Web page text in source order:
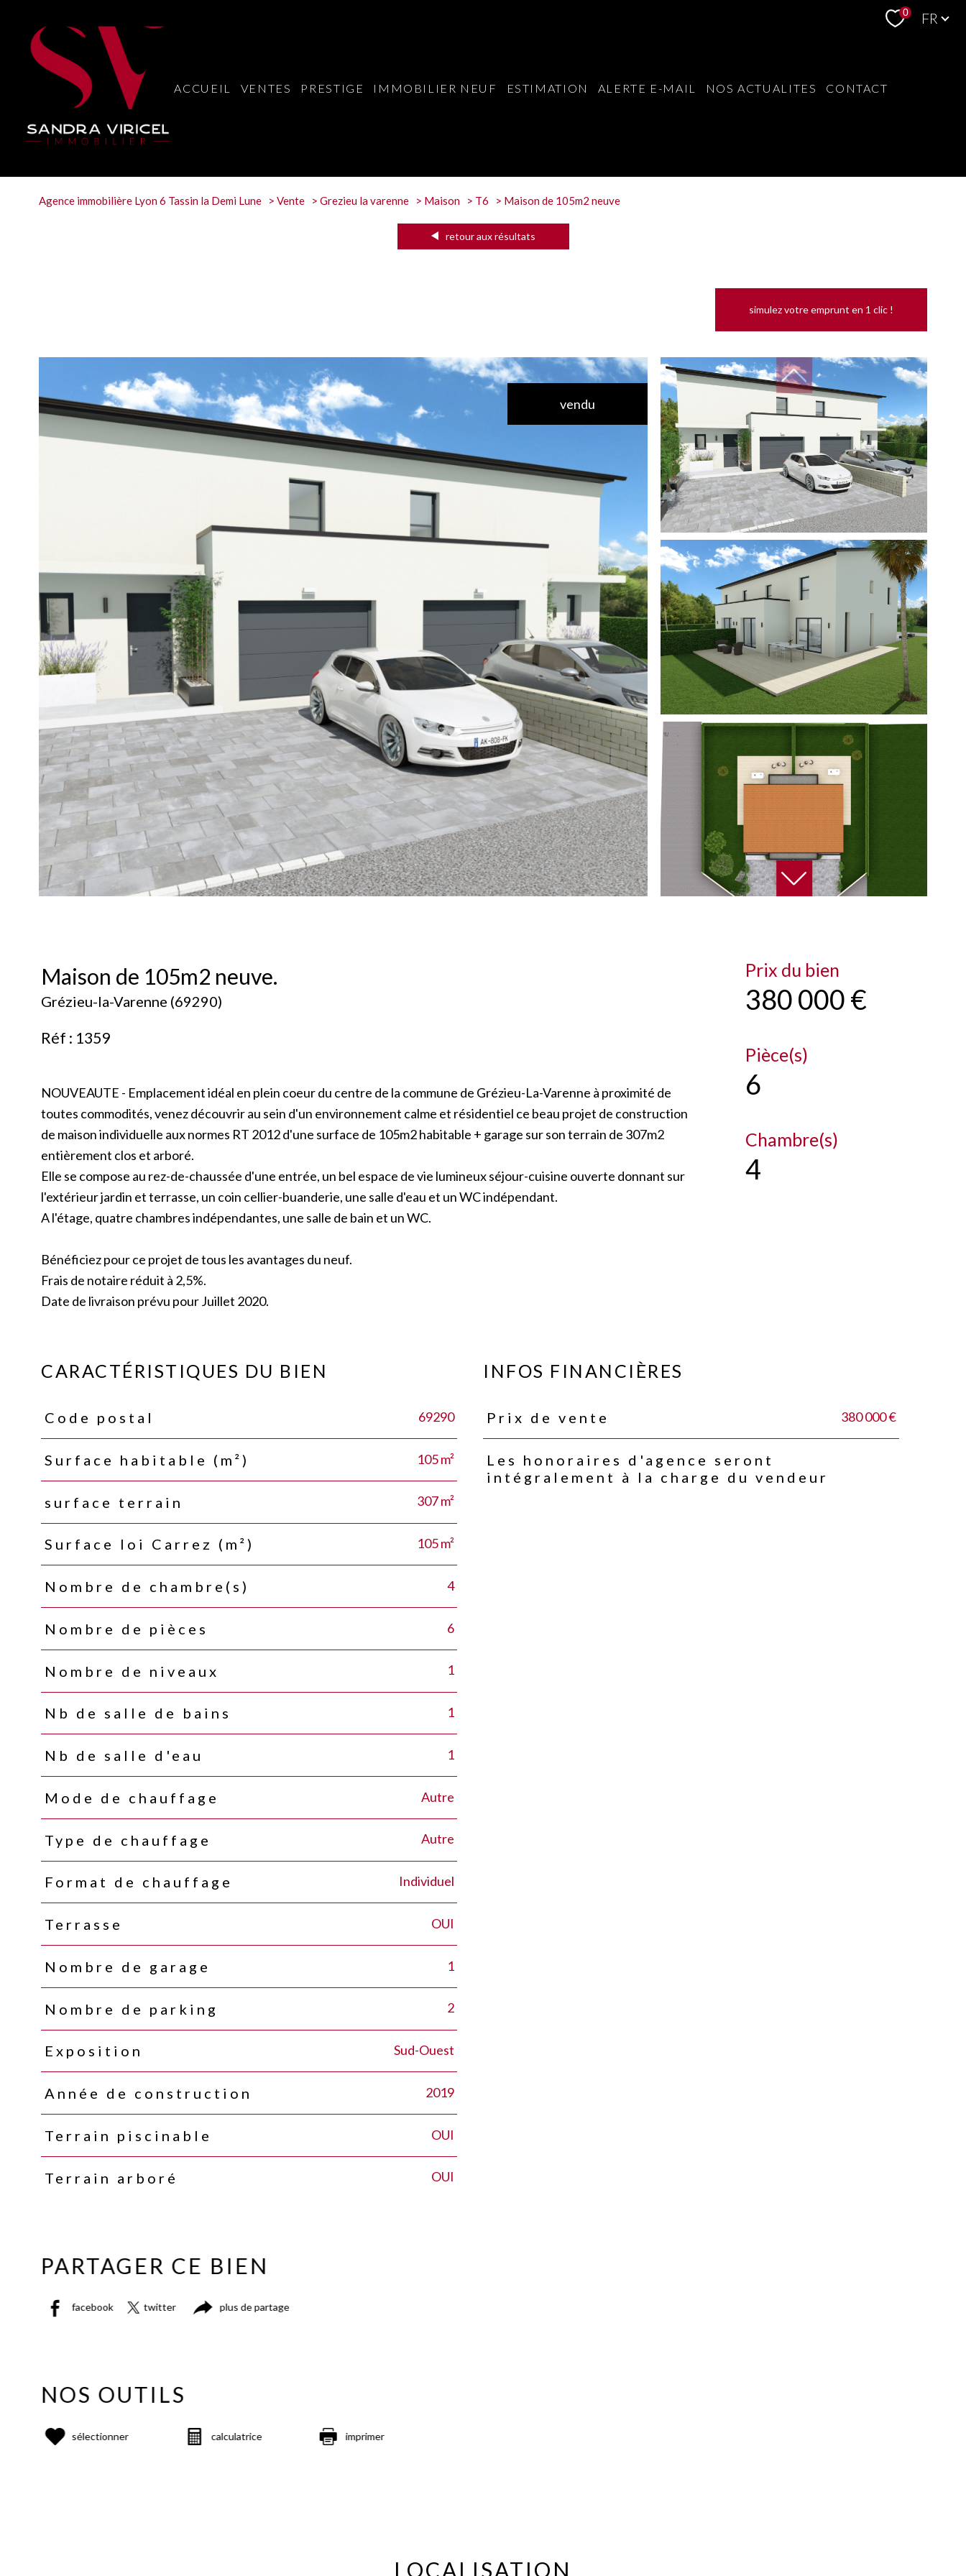
0 FR
ACCUEIL VENTES PRESTIGE IMMOBILIER NEUF ESTIMATION ALERTE E-MAIL NOS ACTUALITES CONTACT
Agence immobilière Lyon 6 Tassin la Demi Lune Vente Grezieu la varenne Maison T6 Maison de 105m2 neuve
retour aux résultats
simulez votre emprunt en 1 clic !
vendu
Maison de 105m2 neuve.
Grézieu-la-Varenne (69290)
Réf : 1359
NOUVEAUTE - Emplacement idéal en plein coeur du centre de la commune de Grézieu-La-Varenne à proximité de
toutes commodités, venez découvrir au sein d'un environnement calme et résidentiel ce beau projet de construction
de maison individuelle aux normes RT 2012 d'une surface de 105m2 habitable + garage sur son terrain de 307m2
entièrement clos et arboré.
Elle se compose au rez-de-chaussée d'une entrée, un bel espace de vie lumineux séjour-cuisine ouverte donnant sur
l'extérieur jardin et terrasse, un coin cellier-buanderie, une salle d'eau et un WC indépendant.
A l'étage, quatre chambres indépendantes, une salle de bain et un WC.
Bénéficiez pour ce projet de tous les avantages du neuf.
Frais de notaire réduit à 2,5%.
Date de livraison prévu pour Juillet 2020.
Prix du bien
380 000 €
Pièce(s)
6
Chambre(s)
4
CARACTÉRISTIQUES DU BIEN
Caractéristiques Valeurs
Code postal 69290
Surface habitable (m²) 105 m²
surface terrain 307 m²
Surface loi Carrez (m²) 105 m²
Nombre de chambre(s) 4
Nombre de pièces 6
Nombre de niveaux 1
Nb de salle de bains 1
Nb de salle d'eau 1
Mode de chauffage Autre
Type de chauffage Autre
Format de chauffage Individuel
Terrasse OUI
Nombre de garage 1
Nombre de parking 2
Exposition Sud-Ouest
Année de construction 2019
Terrain piscinable OUI
Terrain arboré OUI
INFOS FINANCIÈRES
Caractéristiques Valeurs
Prix de vente 380 000 €
Les honoraires d'agence seront
intégralement à la charge du vendeur
PARTAGER CE BIEN
facebook twitter plus de partage
NOS OUTILS
sélectionner calculatrice imprimer
LOCALISATION